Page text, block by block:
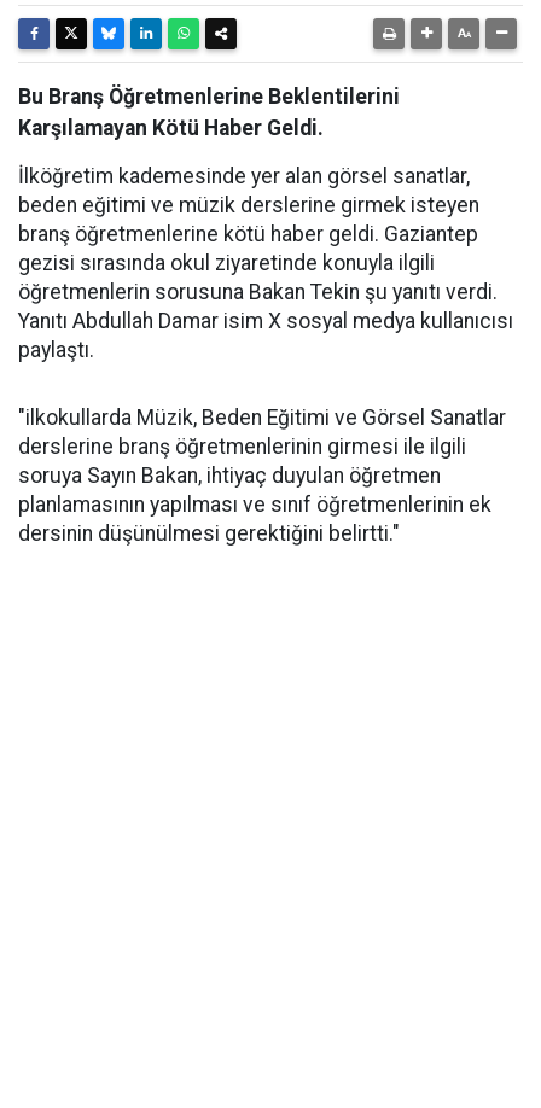
Bu Branş Öğretmenlerine Beklentilerini
Karşılamayan Kötü Haber Geldi.
İlköğretim kademesinde yer alan görsel sanatlar,
beden eğitimi ve müzik derslerine girmek isteyen
branş öğretmenlerine kötü haber geldi. Gaziantep
gezisi sırasında okul ziyaretinde konuyla ilgili
öğretmenlerin sorusuna Bakan Tekin şu yanıtı verdi.
Yanıtı Abdullah Damar isim X sosyal medya kullanıcısı
paylaştı.
"ilkokullarda Müzik, Beden Eğitimi ve Görsel Sanatlar
derslerine branş öğretmenlerinin girmesi ile ilgili
soruya Sayın Bakan, ihtiyaç duyulan öğretmen
planlamasının yapılması ve sınıf öğretmenlerinin ek
dersinin düşünülmesi gerektiğini belirtti."